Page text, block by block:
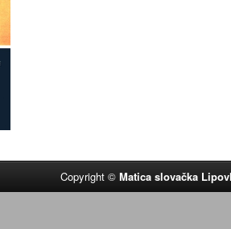
Copyright ©Matica slovačka